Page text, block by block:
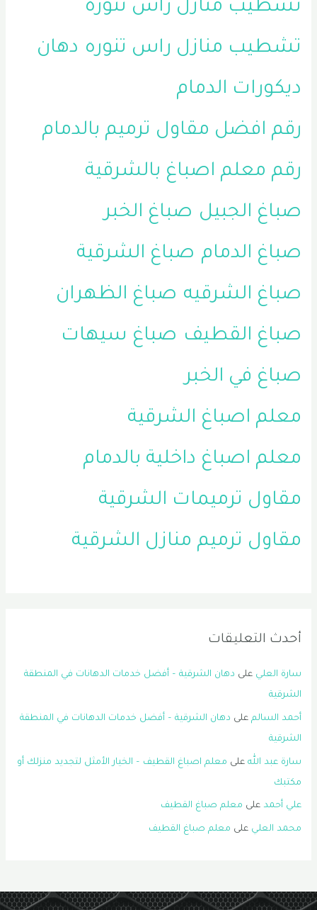
تشطيب منازل راس تنورة
تشطيب منازل راس تنوره دهان
ديكورات الدمام
رقم افضل مقاول ترميم بالدمام
رقم معلم اصباغ بالشرقية
صباغ الجبيل صباغ الخبر
صباغ الدمام صباغ الشرقية
صباغ الشرقيه صباغ الظهران
صباغ القطيف صباغ سيهات
صباغ في الخبر
معلم اصباغ الشرقية
معلم اصباغ داخلية بالدمام
مقاول ترميمات الشرقية
مقاول ترميم منازل الشرقية
أحدث التعليقات
سارة العلي على دهان الشرقية – أفضل خدمات الدهانات في المنطقة
الشرقية
أحمد السالم على دهان الشرقية – أفضل خدمات الدهانات في المنطقة
الشرقية
سارة عبد الله على معلم اصباغ القطيف – الخيار الأمثل لتجديد منزلك أو
مكتبك
علي أحمد على معلم صباغ القطيف
محمد العلي على معلم صباغ القطيف